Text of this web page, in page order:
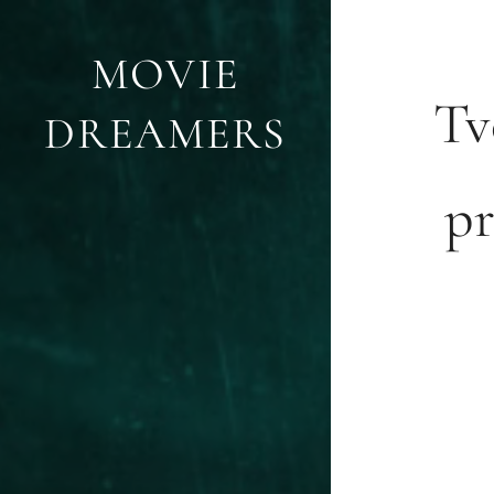
MOVIE
DREAMERS